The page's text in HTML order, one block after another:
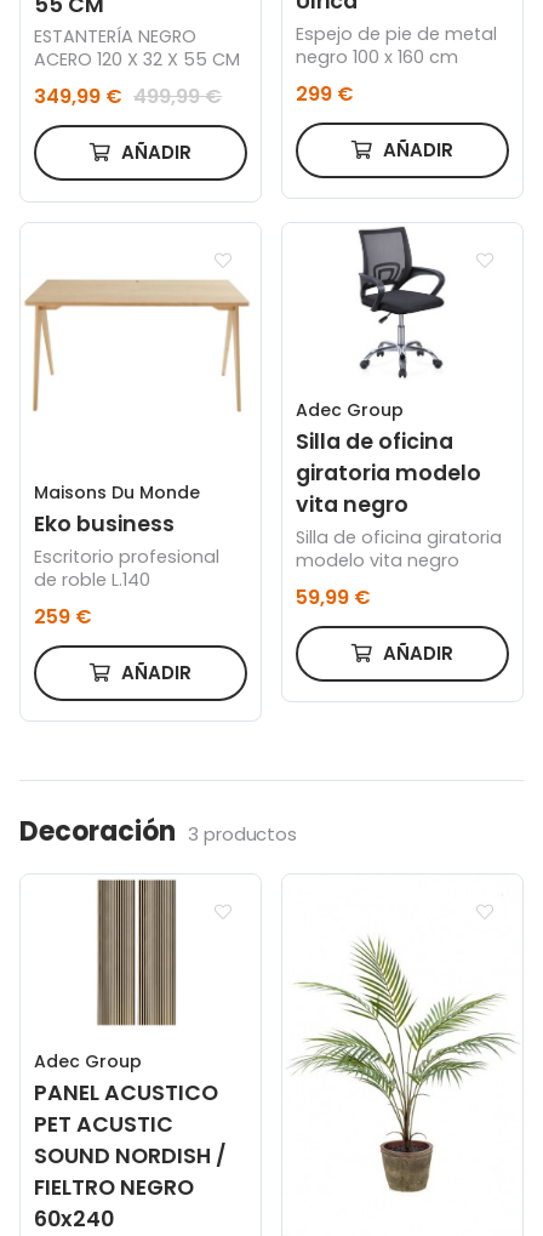
ESTANTERÍA NEGRO
ACERO 120 X 32 X 55 CM
349,99 € 499,99 €
AÑADIR
Espejo de pie de metal
negro 100 x 160 cm
299 €
AÑADIR
Maisons Du Monde
Eko business
Escritorio profesional
de roble L.140
259 €
AÑADIR
Adec Group
Silla de oficina
giratoria modelo
vita negro
Silla de oficina giratoria
modelo vita negro
59,99 €
AÑADIR
Decoración 3 productos
Adec Group
PANEL ACUSTICO
PET ACUSTIC
SOUND NORDISH /
FIELTRO NEGRO
60x240